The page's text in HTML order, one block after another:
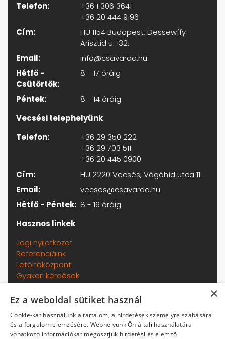
Telefon:
+36 1 306 3641
+36 20 444 9196
Cím:
HU 1154 Budapest, Dessewffy
Arisztid u. 132.
Email:
info@csavarda.hu
Hétfő -
Csütörtök:
8 - 17 óráig
Péntek:
8 - 14 óráig
Vecsési telephelyünk
Telefon:
+36 29 350 222
+36 29 703 511
+36 20 445 0900
Cím:
HU 2220 Vecsés, Vágóhíd utca 11.
Email:
vecses@csavarda.hu
Hétfő - Péntek: 8 - 16 óráig
Hasznos linkek
Jogi nyilatkozat
Referenciáink
Letöltőközpont
Gyakori kérdések
Adatkezelési tájékoztató
Általános szerződési feltételek
Termékeinkről
Házhozszállítás
×
Ez a weboldal sütiket használ
Cookie-kat használunk a tartalom, a hirdetések személyre szabására
és a forgalom elemzésére. Webhelyünk Ön általi használatára
vonatkozó információkat megosztjuk hirdetési és elemző